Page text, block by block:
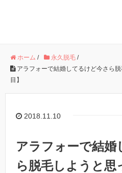
ホーム / 永久脱毛 /
アラフォーで結婚してるけど今さら
目】
2018.11.10
アラフォーで結婚
ら脱毛しようと思